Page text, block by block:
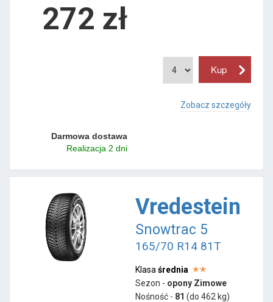
272 zł
Zobacz szczegóły
Darmowa dostawa
Realizacja 2 dni
Vredestein
Snowtrac 5
165/70 R14 81T
Klasa średnia
Sezon - opony Zimowe
Nośność - 81 (do 462 kg)